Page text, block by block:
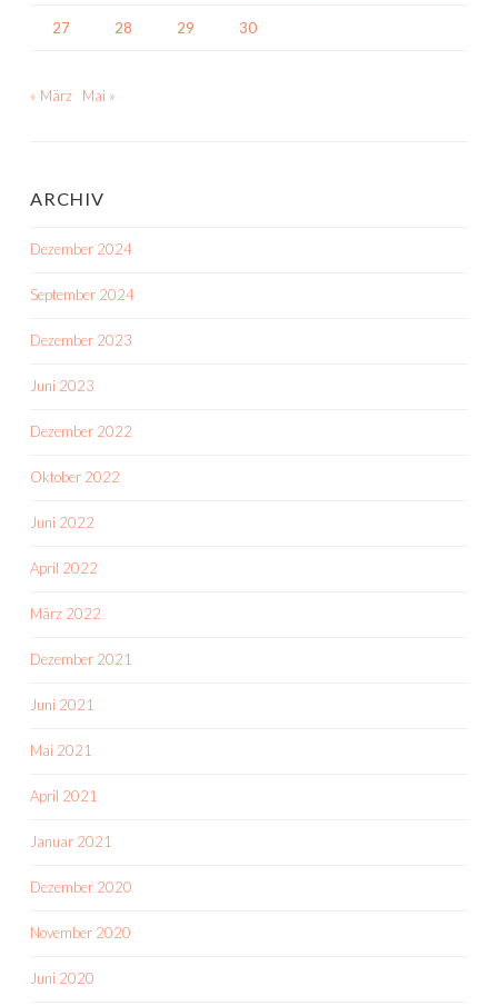
27 28 29 30
« März Mai »
ARCHIV
Dezember 2024
September 2024
Dezember 2023
Juni 2023
Dezember 2022
Oktober 2022
Juni 2022
April 2022
März 2022
Dezember 2021
Juni 2021
Mai 2021
April 2021
Januar 2021
Dezember 2020
November 2020
Juni 2020